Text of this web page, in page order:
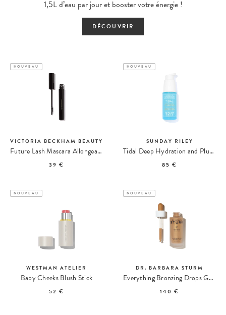
1,5L d’eau par jour et booster votre énergie !
DÉCOUVRIR
NOUVEAU
VICTORIA BECKHAM BEAUTY
Future Lash Mascara Allongeant
39 €
NOUVEAU
SUNDAY RILEY
Tidal Deep Hydration and Plumping Serum Sérum Hydratant
85 €
NOUVEAU
WESTMAN ATELIER
Baby Cheeks Blush Stick
52 €
NOUVEAU
DR. BARBARA STURM
Everything Bronzing Drops Gouttes Bronzantes
140 €